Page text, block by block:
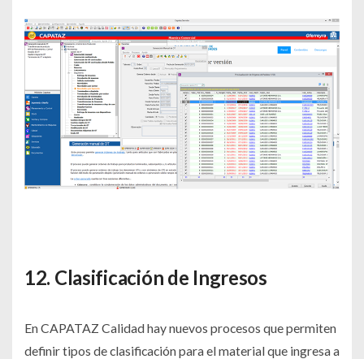
12. Clasificación de Ingresos
En CAPATAZ Calidad hay nuevos procesos que permiten
definir tipos de clasificación para el material que ingresa a